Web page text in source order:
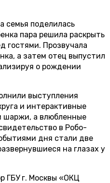
семья поделилась
пара решила раскрыть
гостями. Прозвучала
а затем отец выпустил
о рождении
выступления
и интерактивные
шаржи, а влюбленные
в Робо-
дня стали две
на глазах у
ГБУ г. Москвы «ОКЦ